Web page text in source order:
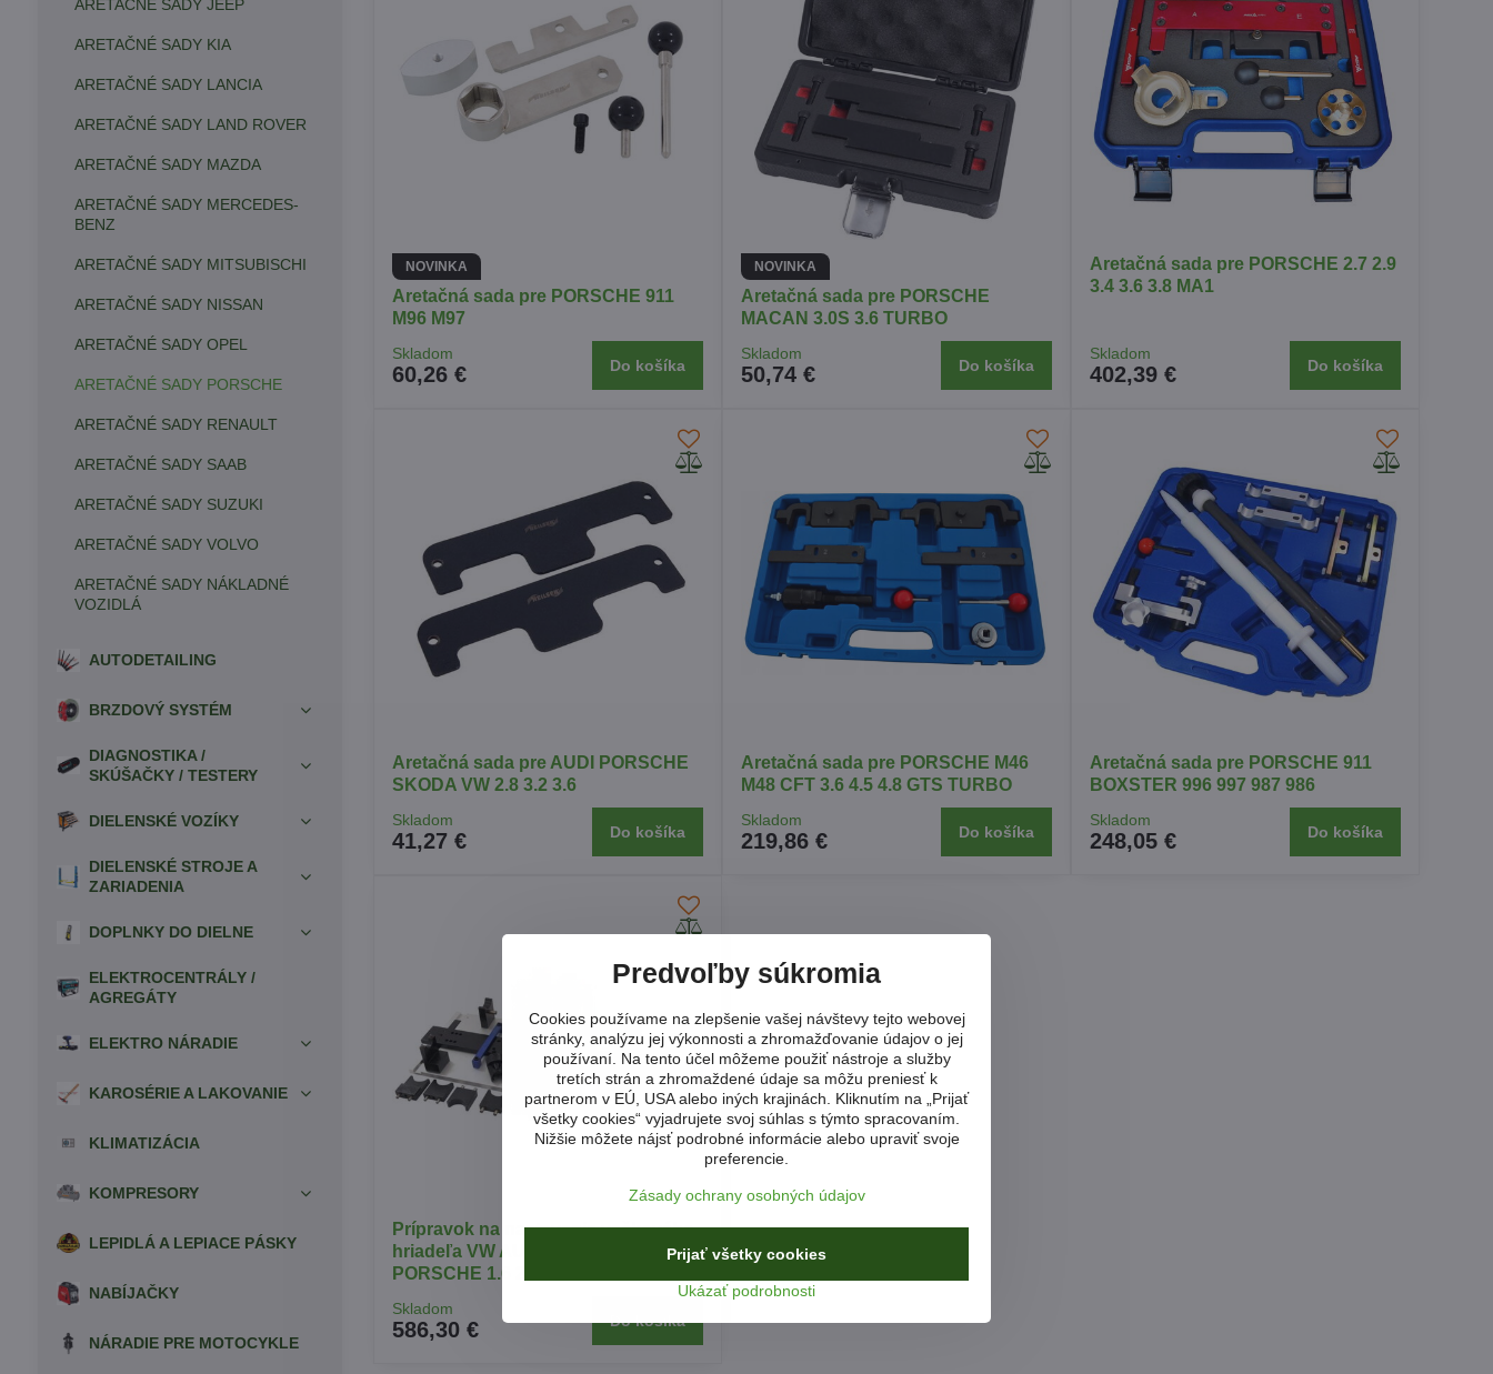
NOVINKA
Aretačná sada pre PORSCHE 911
M96 M97
Skladom
60,26 € Do košíka
NOVINKA
Aretačná sada pre PORSCHE
MACAN 3.0S 3.6 TURBO
Skladom
50,74 € Do košíka
Aretačná sada pre PORSCHE 2.7 2.9
3.4 3.6 3.8 MA1
Skladom
402,39 € Do košíka
Aretačná sada pre AUDI PORSCHE
SKODA VW 2.8 3.2 3.6
Skladom
41,27 € Do košíka
Aretačná sada pre PORSCHE M46
M48 CFT 3.6 4.5 4.8 GTS TURBO
Skladom
219,86 € Do košíka
Aretačná sada pre PORSCHE 911
BOXSTER 996 997 987 986
Skladom
248,05 € Do košíka
Prípravok na nastavenie vačkového
hriadeľa VW AUDI ŠKODA SEAT
PORSCHE 1.6 2.0 2.7 3.0 4.0 TDI CR
Skladom
586,30 € Do košíka
ARETAČNÉ SADY JEEP
ARETAČNÉ SADY KIA
ARETAČNÉ SADY LANCIA
ARETAČNÉ SADY LAND ROVER
ARETAČNÉ SADY MAZDA
ARETAČNÉ SADY MERCEDES-
BENZ
ARETAČNÉ SADY MITSUBISCHI
ARETAČNÉ SADY NISSAN
ARETAČNÉ SADY OPEL
ARETAČNÉ SADY PORSCHE
ARETAČNÉ SADY RENAULT
ARETAČNÉ SADY SAAB
ARETAČNÉ SADY SUZUKI
ARETAČNÉ SADY VOLVO
ARETAČNÉ SADY NÁKLADNÉ
VOZIDLÁ
AUTODETAILING
BRZDOVÝ SYSTÉM
DIAGNOSTIKA /
SKÚŠAČKY / TESTERY
DIELENSKÉ VOZÍKY
DIELENSKÉ STROJE A
ZARIADENIA
DOPLNKY DO DIELNE
ELEKTROCENTRÁLY /
AGREGÁTY
ELEKTRO NÁRADIE
KAROSÉRIE A LAKOVANIE
KLIMATIZÁCIA
KOMPRESORY
LEPIDLÁ A LEPIACE PÁSKY
NABÍJAČKY
NÁRADIE PRE MOTOCYKLE
Predvoľby súkromia
Cookies používame na zlepšenie vašej návštevy tejto webovej
stránky, analýzu jej výkonnosti a zhromažďovanie údajov o jej
používaní. Na tento účel môžeme použiť nástroje a služby
tretích strán a zhromaždené údaje sa môžu preniesť k
partnerom v EÚ, USA alebo iných krajinách. Kliknutím na „Prijať
všetky cookies“ vyjadrujete svoj súhlas s týmto spracovaním.
Nižšie môžete nájsť podrobné informácie alebo upraviť svoje
preferencie.
Zásady ochrany osobných údajov
Ukázať podrobnosti
Prijať všetky cookies